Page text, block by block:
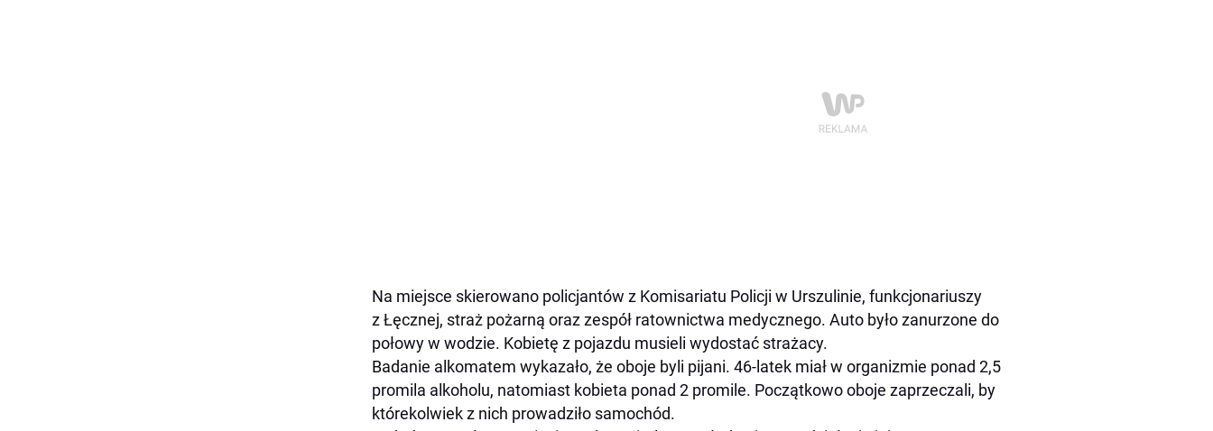
Na miejsce skierowano policjantów z Komisariatu Policji w Urszulinie, funkcjonariuszy
z Łęcznej, straż pożarną oraz zespół ratownictwa medycznego. Auto było zanurzone do
połowy w wodzie. Kobietę z pojazdu musieli wydostać strażacy.
Badanie alkomatem wykazało, że oboje byli pijani. 46-latek miał w organizmie ponad 2,5
promila alkoholu, natomiast kobieta ponad 2 promile. Początkowo oboje zaprzeczali, by
którekolwiek z nich prowadziło samochód.